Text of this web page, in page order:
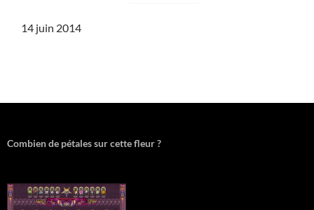
14 juin 2014
Combien de pétales sur cette fleur ?